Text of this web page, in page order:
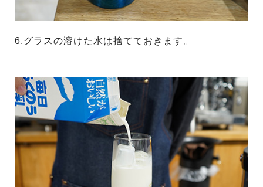
6.グラスの溶けた水は捨てておきます。